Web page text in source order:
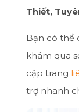
Thiết,
Bạn có thể
khám qua
cập trang
trợ nhanh